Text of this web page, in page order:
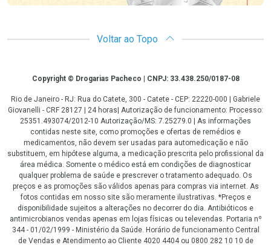
Voltar ao Topo
CopyrightCopyright © Drogarias Pacheco | CNPJ: 33.438.250/0187-08
Rio de Janeiro - RJ: Rua do Catete, 300 - Catete - CEP: 22220-000 | Gabriele
Giovanelli - CRF 28127 | 24 horas| Autorização de funcionamento: Processo:
25351.493074/2012-10 Autorização/MS: 7.25279.0 | As informações
contidas neste site, como promoções e ofertas de remédios e
medicamentos, não devem ser usadas para automedicação e não
substituem, em hipótese alguma, a medicação prescrita pelo profissional da
área médica. Somente o médico está em condições de diagnosticar
qualquer problema de saúde e prescrever o tratamento adequado. Os
preços e as promoções são válidos apenas para compras via internet. As
fotos contidas em nosso site são meramente ilustrativas. *Preços e
disponibilidade sujeitos a alterações no decorrer do dia. Antibióticos e
antimicrobianos vendas apenas em lojas físicas ou televendas. Portaria nº
344 - 01/02/1999 - Ministério da Saúde. Horário de funcionamento Central
de Vendas e Atendimento ao Cliente 4020 4404 ou 0800 282 10 10 de